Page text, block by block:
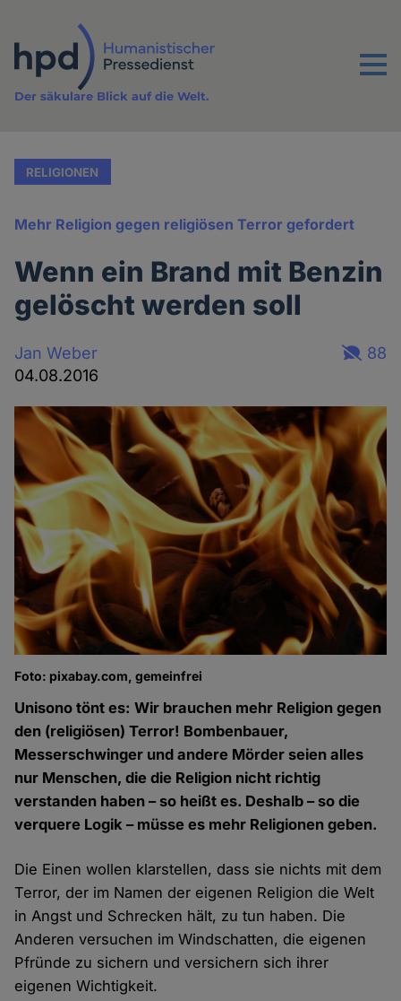
Inhalt
Menu
Der säkulare Blick auf die Welt.
RELIGIONEN
Mehr Religion gegen religiösen Terror gefordert
Wenn ein Brand mit Benzin
gelöscht werden soll
Jan Weber
04.08.2016
88
Foto: pixabay.com, gemeinfrei
Unisono tönt es: Wir brauchen mehr Religion gegen
den (religiösen) Terror! Bombenbauer,
Messerschwinger und andere Mörder seien alles
nur Menschen, die die Religion nicht richtig
verstanden haben – so heißt es. Deshalb – so die
verquere Logik – müsse es mehr Religionen geben.
Die Einen wollen klarstellen, dass sie nichts mit dem
Terror, der im Namen der eigenen Religion die Welt
in Angst und Schrecken hält, zu tun haben. Die
Anderen versuchen im Windschatten, die eigenen
Pfründe zu sichern und versichern sich ihrer
eigenen Wichtigkeit.